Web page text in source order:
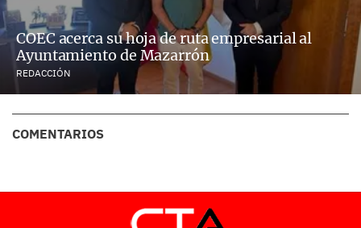
COEC acerca su hoja de ruta empresarial al
Ayuntamiento de Mazarrón
REDACCIÓN
COMENTARIOS